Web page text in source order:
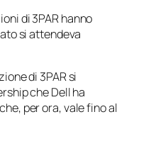
di 3PAR hanno
si attendeva
di 3PAR si
che Dell ha
per ora, vale fino al